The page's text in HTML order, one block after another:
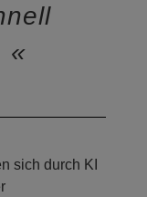
sich durch KI